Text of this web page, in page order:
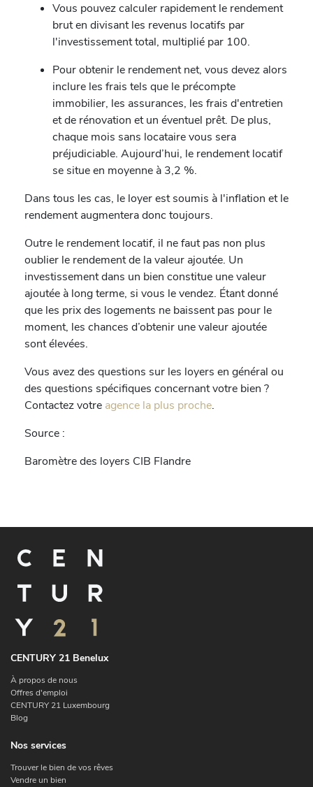
Vous pouvez calculer rapidement le rendement
brut en divisant les revenus locatifs par
l'investissement total, multiplié par 100.
Pour obtenir le rendement net, vous devez alors
inclure les frais tels que le précompte
immobilier, les assurances, les frais d'entretien
et de rénovation et un éventuel prêt. De plus,
chaque mois sans locataire vous sera
préjudiciable. Aujourd’hui, le rendement locatif
se situe en moyenne à 3,2 %.
Dans tous les cas, le loyer est soumis à l'inflation et le
rendement augmentera donc toujours.
Outre le rendement locatif, il ne faut pas non plus
oublier le rendement de la valeur ajoutée. Un
investissement dans un bien constitue une valeur
ajoutée à long terme, si vous le vendez. Étant donné
que les prix des logements ne baissent pas pour le
moment, les chances d’obtenir une valeur ajoutée
sont élevées.
Vous avez des questions sur les loyers en général ou
des questions spécifiques concernant votre bien ?
Contactez votre agence la plus proche.
Source :
Baromètre des loyers CIB Flandre
CENTURY 21 Benelux
À propos de nous
Offres d'emploi
CENTURY 21 Luxembourg
Blog
Nos services
Trouver le bien de vos rêves
Vendre un bien